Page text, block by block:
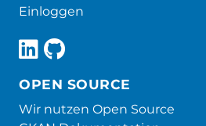
Einloggen
OPEN SOURCE
Wir nutzen Open Source